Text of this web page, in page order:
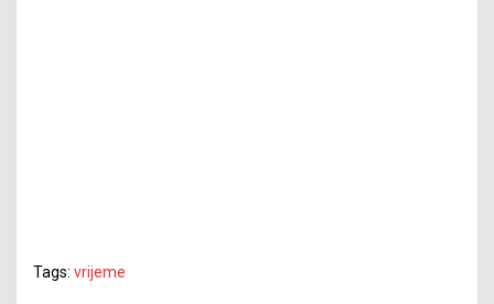
Tags: vrijeme